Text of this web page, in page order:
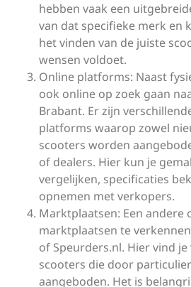
hebben vaak een
van dat specifieke merk en
het vinden van de juiste
wensen voldoet.
Online platforms: Naast
ook online op zoek gaan
Brabant. Er zijn
platforms waarop zowel
scooters worden
of dealers. Hier kun je
vergelijken, specificaties
opnemen met verkopers.
Marktplaatsen: Een andere
marktplaatsen te
of Speurders.nl. Hier vind
scooters die door
aangeboden. Het is